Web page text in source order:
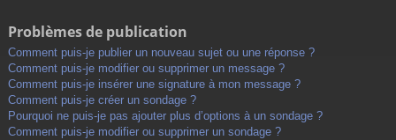
Problèmes de publication
Comment puis-je publier un nouveau sujet ou une réponse ?
Comment puis-je modifier ou supprimer un message ?
Comment puis-je insérer une signature à mon message ?
Comment puis-je créer un sondage ?
Pourquoi ne puis-je pas ajouter plus d’options à un sondage ?
Comment puis-je modifier ou supprimer un sondage ?